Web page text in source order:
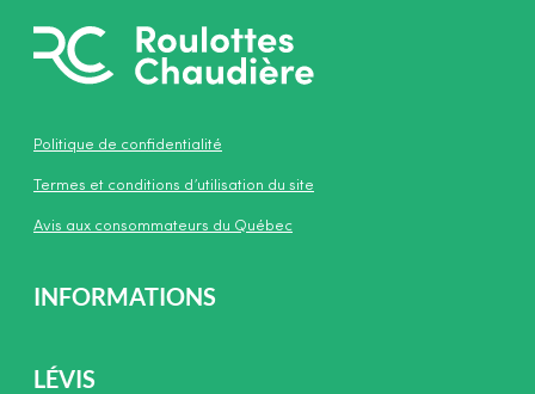
Politique de confidentialité
Termes et conditions d’utilisation du site
Avis aux consommateurs du Québec
INFORMATIONS
LÉVIS